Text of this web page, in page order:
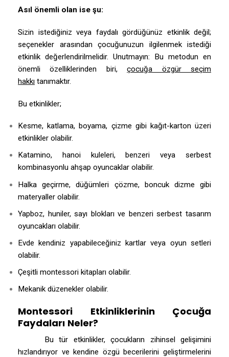
Asıl önemli olan ise şu:
Sizin istediğiniz veya faydalı gördüğünüz etkinlik değil;
seçenekler arasından çocuğunuzun ilgilenmek istediği
etkinlik değerlendirilmelidir. Unutmayın: Bu metodun en
önemli özelliklerinden biri,çocuğa özgür seçim
hakkı tanımaktır.
Bu etkinlikler;
Kesme, katlama, boyama, çizme gibi kağıt-karton üzeri
etkinlikler olabilir.
Katamino, hanoi kuleleri, benzeri veya serbest
kombinasyonlu ahşap oyuncaklar olabilir.
Halka geçirme, düğümleri çözme, boncuk dizme gibi
materyaller olabilir.
Yapboz, huniler, sayı blokları ve benzeri serbest tasarım
oyuncakları olabilir.
Evde kendiniz yapabileceğiniz kartlar veya oyun setleri
olabilir.
Çeşitli montessori kitapları olabilir.
Mekanik düzenekler olabilir.
Montessori Etkinliklerinin Çocuğa
Faydaları Neler?
Bu tür etkinlikler, çocukların zihinsel gelişimini
hızlandırıyor ve kendine özgü becerilerini geliştirmelerini